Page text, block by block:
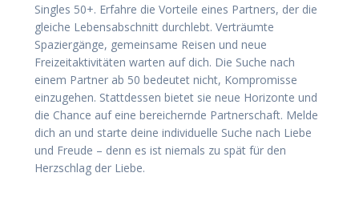
Singles 50+. Erfahre die Vorteile eines Partners, der die
gleiche Lebensabschnitt durchlebt. Verträumte
Spaziergänge, gemeinsame Reisen und neue
Freizeitaktivitäten warten auf dich. Die Suche nach
einem Partner ab 50 bedeutet nicht, Kompromisse
einzugehen. Stattdessen bietet sie neue Horizonte und
die Chance auf eine bereichernde Partnerschaft. Melde
dich an und starte deine individuelle Suche nach Liebe
und Freude – denn es ist niemals zu spät für den
Herzschlag der Liebe.